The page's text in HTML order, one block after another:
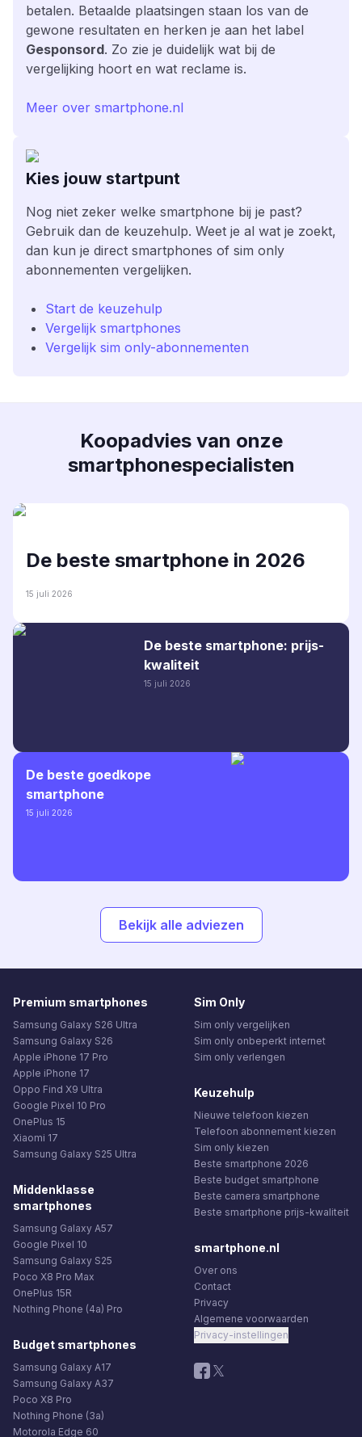
betalen. Betaalde plaatsingen staan los van de
gewone resultaten en herken je aan het label
Gesponsord. Zo zie je duidelijk wat bij de
vergelijking hoort en wat reclame is.
Meer over smartphone.nl
Kies jouw startpunt
Nog niet zeker welke smartphone bij je past?
Gebruik dan de keuzehulp. Weet je al wat je zoekt,
dan kun je direct smartphones of sim only
abonnementen vergelijken.
Start de keuzehulp
Vergelijk smartphones
Vergelijk sim only-abonnementen
Koopadvies van onze
smartphonespecialisten
De beste smartphone in 2026
15 juli 2026
De beste smartphone: prijs-
kwaliteit
15 juli 2026
De beste goedkope
smartphone
15 juli 2026
Bekijk alle adviezen
Premium smartphones
Samsung Galaxy S26 Ultra
Samsung Galaxy S26
Apple iPhone 17 Pro
Apple iPhone 17
Oppo Find X9 Ultra
Google Pixel 10 Pro
OnePlus 15
Xiaomi 17
Samsung Galaxy S25 Ultra
Middenklasse
smartphones
Samsung Galaxy A57
Google Pixel 10
Samsung Galaxy S25
Poco X8 Pro Max
OnePlus 15R
Nothing Phone (4a) Pro
Budget smartphones
Samsung Galaxy A17
Samsung Galaxy A37
Poco X8 Pro
Nothing Phone (3a)
Motorola Edge 60
Sim Only
Sim only vergelijken
Sim only onbeperkt internet
Sim only verlengen
Keuzehulp
Nieuwe telefoon kiezen
Telefoon abonnement kiezen
Sim only kiezen
Beste smartphone 2026
Beste budget smartphone
Beste camera smartphone
Beste smartphone prijs-kwaliteit
smartphone.nl
Over ons
Contact
Privacy
Algemene voorwaarden
Privacy-instellingen